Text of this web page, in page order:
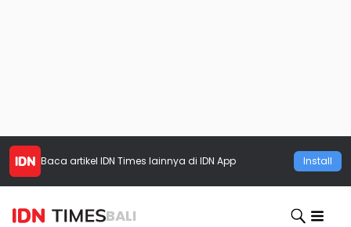
Baca artikel IDN Times lainnya di IDN App Install
BALI